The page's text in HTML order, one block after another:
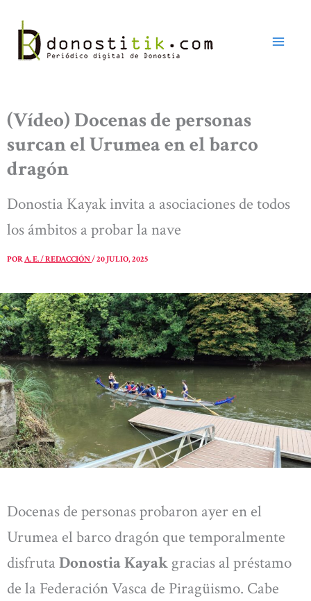
contenido
(Vídeo) Docenas de personas
surcan el Urumea en el barco
dragón
Donostia Kayak invita a asociaciones de todos
los ámbitos a probar la nave
PORA. E. / REDACCIÓN/20 JULIO, 2025
Docenas de personas probaron ayer en el
Urumea el barco dragón que temporalmente
disfruta Donostia Kayak gracias al préstamo
de la Federación Vasca de Piragüismo. Cabe